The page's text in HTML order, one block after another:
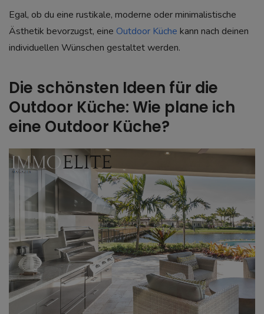
Egal, ob du eine rustikale, moderne oder minimalistische
Ästhetik bevorzugst, eine Outdoor Küche kann nach deinen
individuellen Wünschen gestaltet werden.
Die schönsten Ideen für die
Outdoor Küche: Wie plane ich
eine Outdoor Küche?